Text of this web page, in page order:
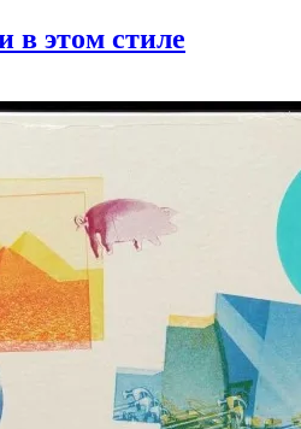
в этом стиле